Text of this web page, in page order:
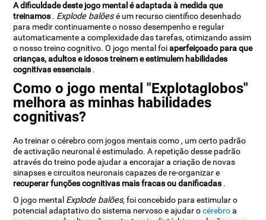
A dificuldade deste jogo mental é adaptada à medida que
treinamos . Explode balõesé um recurso científico desenhado
para medir continuamente o nosso desempenho e regular
automaticamente a complexidade das tarefas, otimizando assim
o nosso treino cognitivo. O jogo mentalfoiaperfeiçoado para que
crianças, adultos e idosos treinem e estimulem habilidades
cognitivas essenciais .
Como o jogo mental "Explotaglobos"
melhora as minhas habilidades
cognitivas?
Ao treinar o cérebro com jogos mentais como, um certo padrão
de activação neuronal é estimulado. A repetição desse padrão
através do treino pode ajudar a encorajar a criação de novas
sinapses e circuitos neuronais capazes de re-organizar e
recuperar funções cognitivas mais fracas ou danificadas .
O jogo mental Explode balões, foi concebido para estimular o
potencial adaptativo do sistema nervoso e ajudar océrebroa